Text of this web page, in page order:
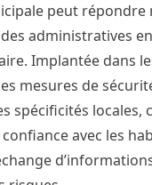
peut répondre
administratives
Implantée dans
mesures de
spécificités locales,
avec les